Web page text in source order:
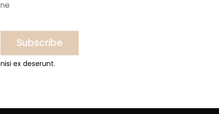
Subscribe
ex deserunt.